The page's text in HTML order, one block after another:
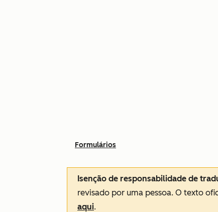
Formulários
Isenção de responsabilidade de
revisado por uma pessoa. O texto
aqui.